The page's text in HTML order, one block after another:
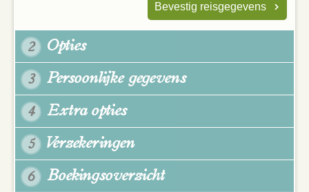
Bevestig reisgegevens
2 Opties
3 Persoonlijke gegevens
4 Extra opties
5 Verzekeringen
6 Boekingsoverzicht